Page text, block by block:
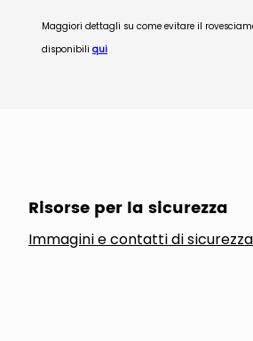
Maggiori dettagli su come evitare il
disponibili qui
Risorse per la sicurezza
Immagini e contatti di sicurezza